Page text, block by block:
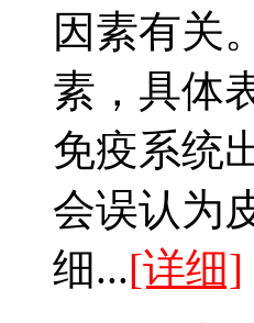
因素有关
素，具体
免疫系统
会误认为
细...[详细]